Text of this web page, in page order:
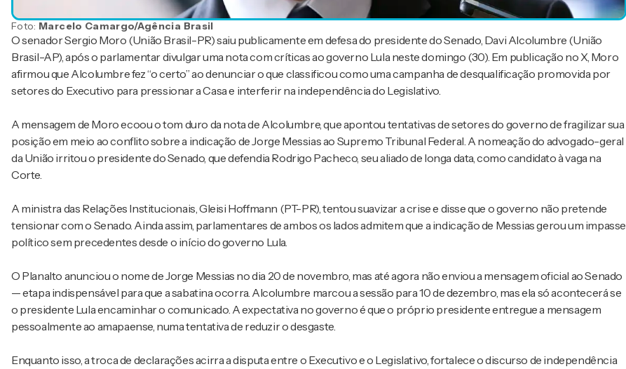
Foto: Marcelo Camargo/Agência Brasil
O senador Sergio Moro (União Brasil-PR) saiu publicamente em defesa do presidente do Senado, Davi Alcolumbre (União
Brasil-AP), após o parlamentar divulgar uma nota com críticas ao governo Lula neste domingo (30). Em publicação no X, Moro
afirmou que Alcolumbre fez “o certo” ao denunciar o que classificou como uma campanha de desqualificação promovida por
setores do Executivo para pressionar a Casa e interferir na independência do Legislativo.
A mensagem de Moro ecoou o tom duro da nota de Alcolumbre, que apontou tentativas de setores do governo de fragilizar sua
posição em meio ao conflito sobre a indicação de Jorge Messias ao Supremo Tribunal Federal. A nomeação do advogado-geral
da União irritou o presidente do Senado, que defendia Rodrigo Pacheco, seu aliado de longa data, como candidato à vaga na
Corte.
A ministra das Relações Institucionais, Gleisi Hoffmann (PT-PR), tentou suavizar a crise e disse que o governo não pretende
tensionar com o Senado. Ainda assim, parlamentares de ambos os lados admitem que a indicação de Messias gerou um impasse
político sem precedentes desde o início do governo Lula.
O Planalto anunciou o nome de Jorge Messias no dia 20 de novembro, mas até agora não enviou a mensagem oficial ao Senado
— etapa indispensável para que a sabatina ocorra. Alcolumbre marcou a sessão para 10 de dezembro, mas ela só acontecerá se
o presidente Lula encaminhar o comunicado. A expectativa no governo é que o próprio presidente entregue a mensagem
pessoalmente ao amapaense, numa tentativa de reduzir o desgaste.
Enquanto isso, a troca de declarações acirra a disputa entre o Executivo e o Legislativo, fortalece o discurso de independência